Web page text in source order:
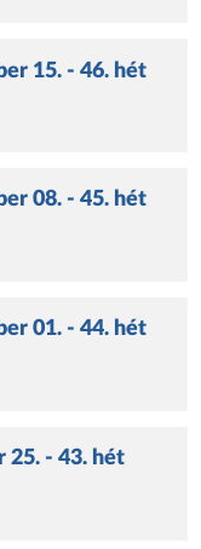
15. - 46. hét
08. - 45. hét
01. - 44. hét
25. - 43. hét